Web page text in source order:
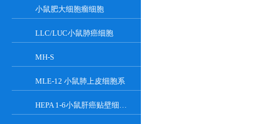
小鼠肥大细胞瘤细胞
LLC/LUC小鼠肺癌细胞
MH-S
MLE-12 小鼠肺上皮细胞系
HEPA 1-6小鼠肝癌贴壁细胞系